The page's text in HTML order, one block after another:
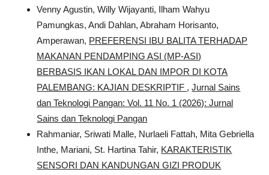
Venny Agustin, Willy Wijayanti, Ilham Wahyu
Pamungkas, Andi Dahlan, Abraham Horisanto,
Amperawan, PREFERENSI IBU BALITA TERHADAP
MAKANAN PENDAMPING ASI (MP-ASI)
BERBASIS IKAN LOKAL DAN IMPOR DI KOTA
PALEMBANG: KAJIAN DESKRIPTIF ,Jurnal Sains
dan Teknologi Pangan: Vol. 11 No. 1 (2026): Jurnal
Sains dan Teknologi Pangan
Rahmaniar, Sriwati Malle, Nurlaeli Fattah, Mita Gebriella
Inthe, Mariani, St. Hartina Tahir, KARAKTERISTIK
SENSORI DAN KANDUNGAN GIZI PRODUK